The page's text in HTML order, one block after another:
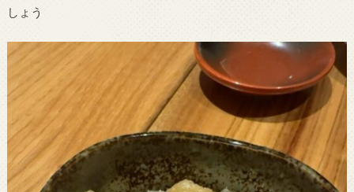
しょう